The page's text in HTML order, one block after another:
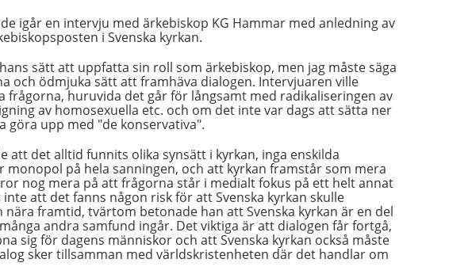
igår en intervju med ärkebiskop KG Hammar med anledning av
i Svenska kyrkan.
sätt att uppfatta sin roll som ärkebiskop, men jag måste säga
och ödmjuka sätt att framhäva dialogen. Intervjuaren ville
frågorna, huruvida det går för långsamt med radikaliseringen av
av homosexuella etc. och om det inte var dags att sätta ner
göra upp med "de konservativa".
att det alltid funnits olika synsätt i kyrkan, inga enskilda
på hela sanningen, och att kyrkan framstår som mera
nog mera på att frågorna står i medialt fokus på ett helt annat
att det fanns någon risk för att Svenska kyrkan skulle
framtid, tvärtom betonade han att Svenska kyrkan är en del
andra samfund ingår. Det viktiga är att dialogen får fortgå,
sig för dagens människor och att Svenska kyrkan också måste
sker tillsamman med världskristenheten där det handlar om